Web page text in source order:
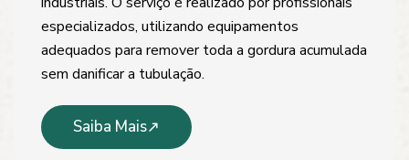
especializados, utilizando equipamentos
adequados para remover toda a gordura acumulada
sem danificar a tubulação.
Saiba Mais